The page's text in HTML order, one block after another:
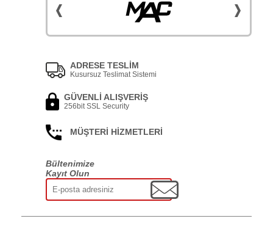
ADRESE TESLİM
Kusursuz Teslimat Sistemi
GÜVENLİ ALIŞVERİŞ
256bit SSL Security
MÜŞTERİ HİZMETLERİ
Bültenimize
Kayıt Olun